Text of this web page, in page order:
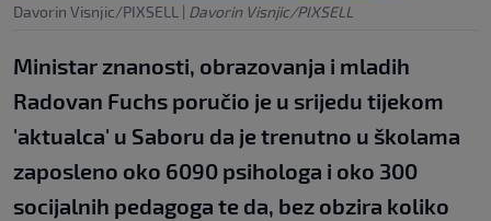
Davorin Visnjic/PIXSELL | Davorin Visnjic/PIXSELL
Ministar znanosti, obrazovanja i mladih
Radovan Fuchs poručio je u srijedu tijekom
'aktualca' u Saboru da je trenutno u školama
zaposleno oko 6090 psihologa i oko 300
socijalnih pedagoga te da, bez obzira koliko